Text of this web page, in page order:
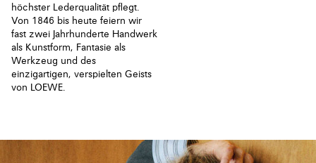
höchster Lederqualität pflegt.
Von 1846 bis heute feiern wir
fast zwei Jahrhunderte Handwerk
als Kunstform, Fantasie als
Werkzeug und des
einzigartigen, verspielten Geists
von LOEWE.